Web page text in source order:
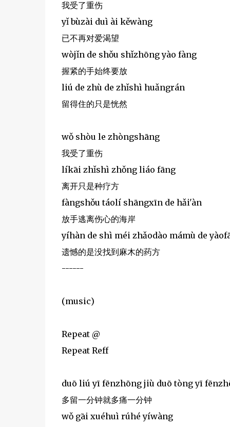
我受了重伤
yǐ bùzài duì ài kěwàng
已不再对爱渴望
wòjǐn de shǒu shǐzhōng yào fàng
握紧的手始终要放
liú de zhù de zhǐshì huǎngrán
留得住的只是恍然
wǒ shòu le zhòngshāng
我受了重伤
líkāi zhǐshì zhǒng liáo fāng
离开只是种疗方
fàngshǒu táolí shāngxīn de hǎi'àn
放手逃离伤心的海岸
yíhàn de shì méi zhǎodào mámù de
遗憾的是没找到麻木的药方
------
(music)
Repeat @
Repeat Reff
duō liú yī fēnzhōng jiù duō tòng yī
多留一分钟就多痛一分钟
wǒ gāi xuéhuì rúhé yíwàng